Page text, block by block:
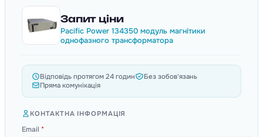
Запит ціни
Pacific Power 134350 модуль магнітики
однофазного трансформатора
Відповідь протягом 24 годин
Без зобов'язань
Пряма комунікація
КОНТАКТНА ІНФОРМАЦІЯ
Email *